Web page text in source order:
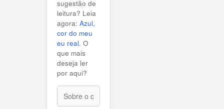
sugestão de
leitura? Leia
agora: Azul,
cor do meu
eu real. O
que mais
deseja ler
por aqui?